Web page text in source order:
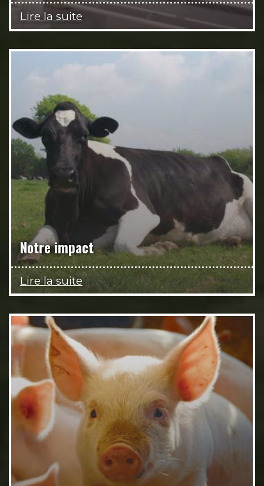
Lire la suite
Notre impact
Lire la suite